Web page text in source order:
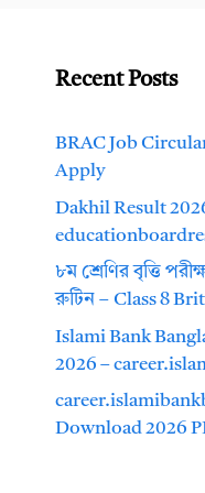
Recent Posts
BRAC Job
Apply
Dakhil Result
৮ম শ্রেণির বৃত্তি
রুটিন – Class 8
Islami Bank
2026 –
Download 2026